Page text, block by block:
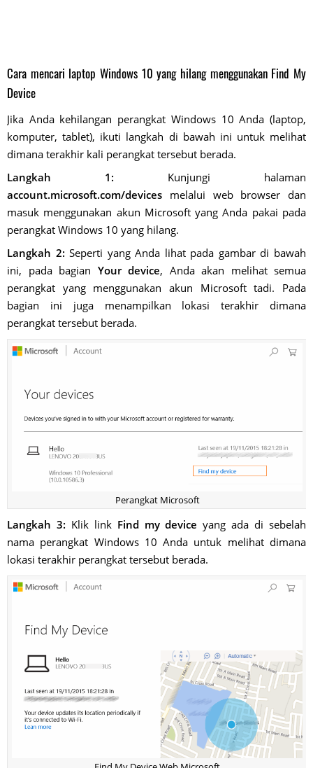
Cara mencari laptop Windows 10 yang hilang menggunakan Find My
Device
Jika Anda kehilangan perangkat Windows 10 Anda (laptop,
komputer, tablet), ikuti langkah di bawah ini untuk melihat
dimana terakhir kali perangkat tersebut berada.
Langkah 1: Kunjungi halaman
account.microsoft.com/devices melalui web browser dan
masuk menggunakan akun Microsoft yang Anda pakai pada
perangkat Windows 10 yang hilang.
Langkah 2: Seperti yang Anda lihat pada gambar di bawah
ini, pada bagian Your device, Anda akan melihat semua
perangkat yang menggunakan akun Microsoft tadi. Pada
bagian ini juga menampilkan lokasi terakhir dimana
perangkat tersebut berada.
Perangkat Microsoft
Langkah 3: Klik link Find my device yang ada di sebelah
nama perangkat Windows 10 Anda untuk melihat dimana
lokasi terakhir perangkat tersebut berada.